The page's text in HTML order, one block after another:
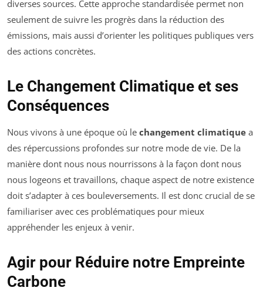
diverses sources. Cette approche standardisée permet non
seulement de suivre les progrès dans la réduction des
émissions, mais aussi d’orienter les politiques publiques vers
des actions concrètes.
Le Changement Climatique et ses
Conséquences
Nous vivons à une époque où le changement climatique a
des répercussions profondes sur notre mode de vie. De la
manière dont nous nous nourrissons à la façon dont nous
nous logeons et travaillons, chaque aspect de notre existence
doit s’adapter à ces bouleversements. Il est donc crucial de se
familiariser avec ces problématiques pour mieux
appréhender les enjeux à venir.
Agir pour Réduire notre Empreinte
Carbone